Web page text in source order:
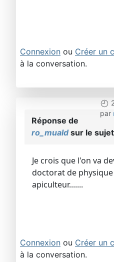
Connexion ou Créer un
à la conversation.
par
Réponse de
ro_mualdsur le sujet
Je crois que l'on va
doctorat de
apiculteur.......
Connexion ou Créer un
à la conversation.